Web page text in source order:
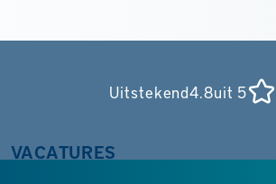
Uitstekend4.8uit 5
VACATURES